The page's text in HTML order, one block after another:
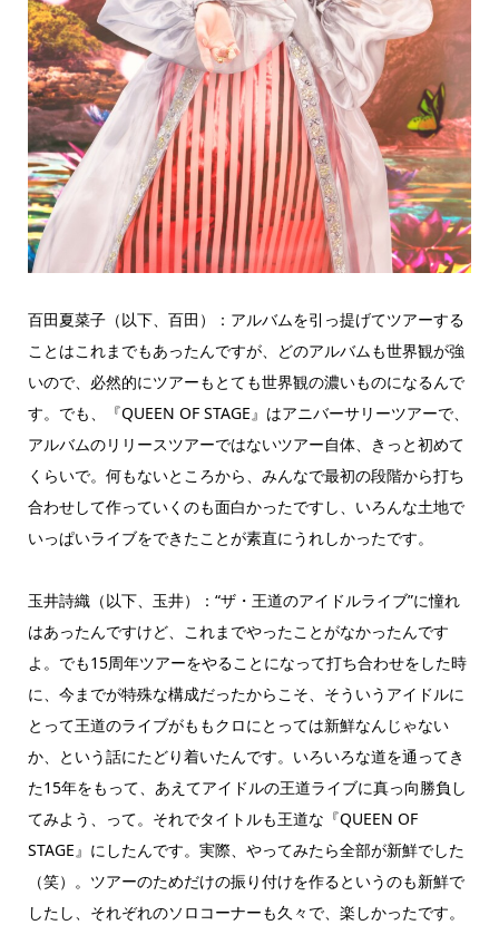
百田夏菜子（以下、百田）：アルバムを引っ提げてツアーする
ことはこれまでもあったんですが、どのアルバムも世界観が強
いので、必然的にツアーもとても世界観の濃いものになるんで
す。でも、『QUEEN OF STAGE』はアニバーサリーツアーで、
アルバムのリリースツアーではないツアー自体、きっと初めて
くらいで。何もないところから、みんなで最初の段階から打ち
合わせして作っていくのも面白かったですし、いろんな土地で
いっぱいライブをできたことが素直にうれしかったです。
玉井詩織（以下、玉井）：“ザ・王道のアイドルライブ”に憧れ
はあったんですけど、これまでやったことがなかったんです
よ。でも15周年ツアーをやることになって打ち合わせをした時
に、今までが特殊な構成だったからこそ、そういうアイドルに
とって王道のライブがももクロにとっては新鮮なんじゃない
か、という話にたどり着いたんです。いろいろな道を通ってき
た15年をもって、あえてアイドルの王道ライブに真っ向勝負し
てみよう、って。それでタイトルも王道な『QUEEN OF
STAGE』にしたんです。実際、やってみたら全部が新鮮でした
（笑）。ツアーのためだけの振り付けを作るというのも新鮮で
したし、それぞれのソロコーナーも久々で、楽しかったです。